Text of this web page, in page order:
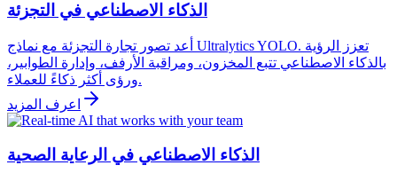
الذكاء الاصطناعي في التجزئة
أعد تصور تجارة التجزئة مع نماذج Ultralytics YOLO. تعزز الرؤية
بالذكاء الاصطناعي تتبع المخزون، ومراقبة الأرفف، وإدارة الطوابير،
ورؤى أكثر ذكاءً للعملاء.
اعرف المزيد
الذكاء الاصطناعي في الرعاية الصحية